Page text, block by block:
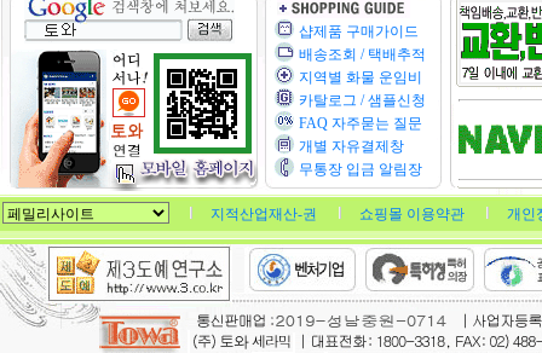
샵제품 구매가이드
배송조회 / 택배추적
지역별 화물 운임비
카탈로그 / 샘플신청
FAQ 자주묻는 질문
개별 자유결제창
무통장 입금 알림장
지적산업재산-권 쇼핑몰 이용약관 개인